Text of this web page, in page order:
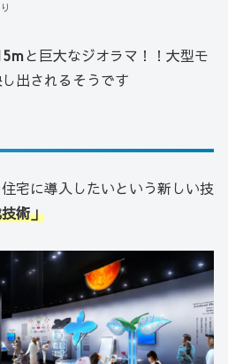
ｍと巨大なジオラマ！！大型モ
出されるそうです
宅に導入したいという新しい技
術」